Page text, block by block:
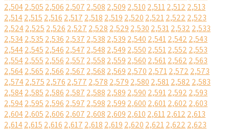
2,5042,505 2,506 2,507 2,508 2,509 2,510 2,5112,512 2,513
2,5142,515 2,516 2,517 2,518 2,519 2,520 2,5212,522 2,523
2,5242,525 2,526 2,527 2,528 2,529 2,530 2,5312,532 2,533
2,5342,535 2,536 2,537 2,538 2,539 2,540 2,5412,542 2,543
2,5442,545 2,546 2,547 2,548 2,549 2,550 2,5512,552 2,553
2,5542,555 2,556 2,557 2,558 2,559 2,560 2,5612,562 2,563
2,5642,565 2,566 2,567 2,568 2,569 2,570 2,5712,572 2,573
2,5742,575 2,576 2,577 2,578 2,579 2,580 2,5812,582 2,583
2,5842,585 2,586 2,587 2,588 2,589 2,590 2,5912,592 2,593
2,5942,595 2,596 2,597 2,598 2,599 2,600 2,6012,602 2,603
2,6042,605 2,606 2,607 2,608 2,609 2,610 2,6112,612 2,613
2,6142,615 2,616 2,617 2,618 2,619 2,620 2,6212,622 2,623